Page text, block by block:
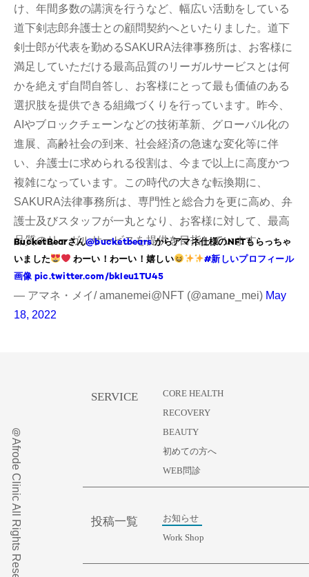
け、年間多数の講演を行うなど、幅広い活動をしている
道下剣志郎弁護士との顧問契約へといたりました。道下
剣士郎が代表を勤めるSAKURA法律事務所は、お客様に
満足していただける最高品質のリーガルサービスとは何
かを絶えず自問自答し、お客様にとって最も価値のある
選択肢を提供できる組織づくりを行っています。昨今、
AIやブロックチェーンなどの技術革新、グローバル化の
進展、高齢社会の到来、社会経済の急速な変化等に伴
い、弁護士に求められる役割は、今まで以上に高度かつ
複雑になっています。この時代の大きな転換期に、
SAKURA法律事務所は、専門性と総合力を更に高め、弁
護士及びスタッフが一丸となり、お客様に対して、最高
品質のリーガルサービスを提供を目指しています。
BucketBearさん@bucketbearsからアマネ仕様のNFTもらっちゃ
いました
わーい！わーい！嬉しい
#新しいプロフィール
画像 pic.twitter.com/bkleu1TU45
— アマネ・メイ/ amanemei@NFT (@amane_mei) May
18, 2022
＠Afrode Clinic All Rights Reserved
SERVICE
CORE HEALTH
RECOVERY
BEAUTY
初めての方へ
WEB問診
投稿一覧
お知らせ
Work Shop